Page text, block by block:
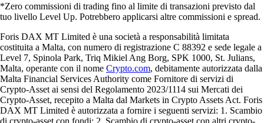
*Zero commissioni di trading fino al limite di transazioni previsto dal
tuo livello Level Up. Potrebbero applicarsi altre commissioni e spread.
Foris DAX MT Limited è una società a responsabilità limitata
costituita a Malta, con numero di registrazione C 88392 e sede legale a
Level 7, Spinola Park, Triq Mikiel Ang Borg, SPK 1000, St. Julians,
Malta, operante con il nome Crypto.com, debitamente autorizzata dalla
Malta Financial Services Authority come Fornitore di servizi di
Crypto-Asset ai sensi del Regolamento 2023/1114 sui Mercati dei
Crypto-Asset, recepito a Malta dal Markets in Crypto Assets Act. Foris
DAX MT Limited è autorizzata a fornire i seguenti servizi: 1. Scambio
di crypto-asset con fondi; 2. Scambio di crypto-asset con altri crypto-